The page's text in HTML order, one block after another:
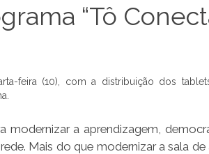
“Tô
feira (10), com a distribuição dos
a aprendizagem,
Mais do que modernizar a sala